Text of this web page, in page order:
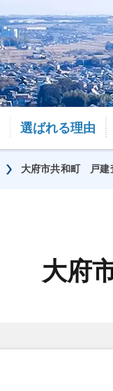
選ばれる理由
大府市共和町 戸建
大府